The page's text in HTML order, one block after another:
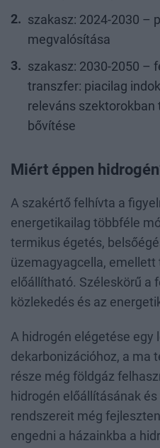
szakasz: 2024-2030 –
megvalósítása
szakasz: 2030-2050 –
transzfer: piacilag
releváns
bővítése
Miért éppen
A szakértő felhívta a
energetikailag többféle
termikus égetés,
üzemagyagcella, emellett
előállítható. Széleskörű a
közlekedés és az
A hidrogén elégetése egy
dekarbonizációhoz, a ma
része még földgáz
hidrogén előállításának
rendszereit még
engedni a házainkba a